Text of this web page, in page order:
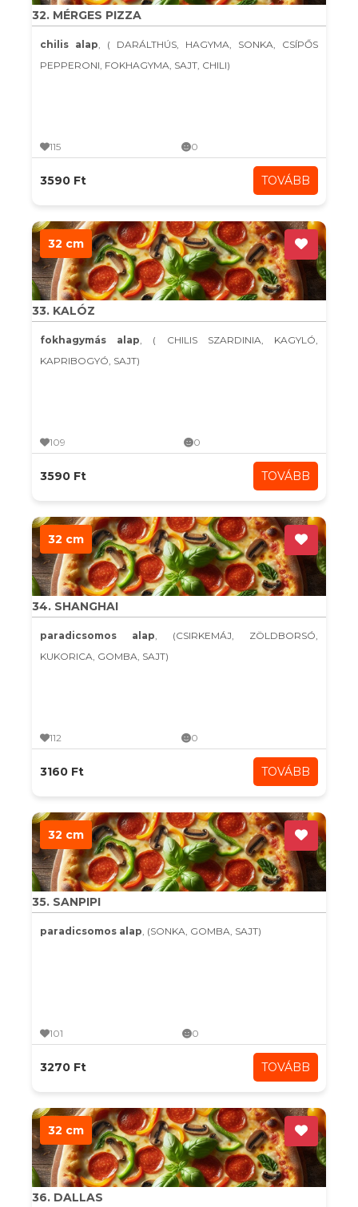
32. MÉRGES PIZZA
chilis alap, ( DARÁLTHÚS, HAGYMA, SONKA, CSÍPŐS
PEPPERONI, FOKHAGYMA, SAJT, CHILI)
115 0
3590 Ft TOVÁBB
32 cm
33. KALÓZ
fokhagymás alap, ( CHILIS SZARDINIA, KAGYLÓ,
KAPRIBOGYÓ, SAJT)
109 0
3590 Ft TOVÁBB
32 cm
34. SHANGHAI
paradicsomos alap, (CSIRKEMÁJ, ZÖLDBORSÓ,
KUKORICA, GOMBA, SAJT)
112 0
3160 Ft TOVÁBB
32 cm
35. SANPIPI
paradicsomos alap, (SONKA, GOMBA, SAJT)
101 0
3270 Ft TOVÁBB
32 cm
36. DALLAS